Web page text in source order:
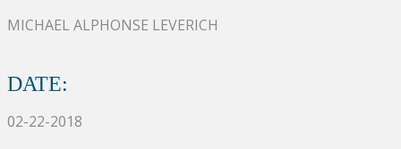
MICHAEL ALPHONSE LEVERICH
DATE:
02-22-2018